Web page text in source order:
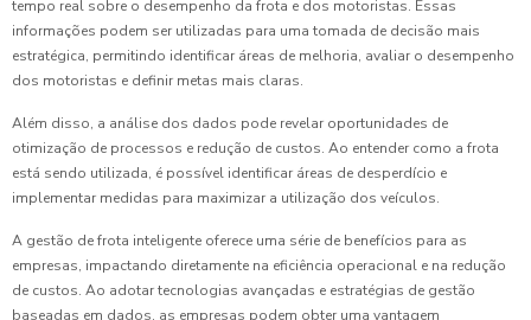
tempo real sobre o desempenho da frota e dos motoristas. Essas
informações podem ser utilizadas para uma tomada de decisão mais
estratégica, permitindo identificar áreas de melhoria, avaliar o desempenho
dos motoristas e definir metas mais claras.
Além disso, a análise dos dados pode revelar oportunidades de
otimização de processos e redução de custos. Ao entender como a frota
está sendo utilizada, é possível identificar áreas de desperdício e
implementar medidas para maximizar a utilização dos veículos.
A gestão de frota inteligente oferece uma série de benefícios para as
empresas, impactando diretamente na eficiência operacional e na redução
de custos. Ao adotar tecnologias avançadas e estratégias de gestão
baseadas em dados, as empresas podem obter uma vantagem